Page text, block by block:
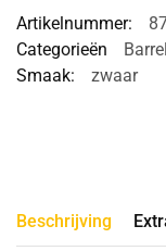
Artikelnummer:
Categorieën
Smaak:
zwaar
Beschrijving